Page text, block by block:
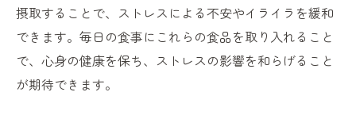
摂取することで、ストレスによる不安やイライラを緩和
できます。毎日の食事にこれらの食品を取り入れること
で、心身の健康を保ち、ストレスの影響を和らげること
が期待できます。